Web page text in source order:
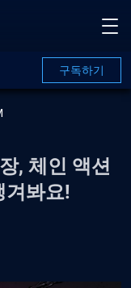
구독하기
, 체인 액션
겨봐요!